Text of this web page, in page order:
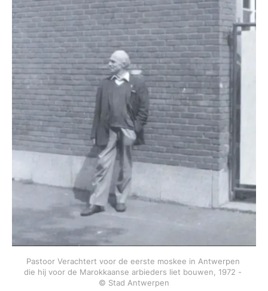
Pastoor Verachtert voor de eerste moskee in Antwerpen
die hij voor de Marokkaanse arbieders liet bouwen, 1972 -
© Stad Antwerpen